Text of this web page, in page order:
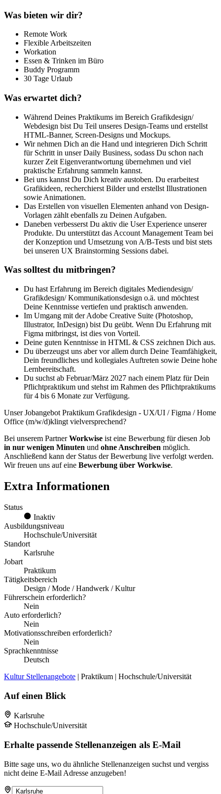
Was bieten wir dir?
Remote Work
Flexible Arbeitszeiten
Workation
Essen & Trinken im Büro
Buddy Programm
30 Tage Urlaub
Was erwartet dich?
Während Deines Praktikums im Bereich Grafikdesign/
Webdesign bist Du Teil unseres Design-Teams und erstellst
HTML-Banner, Screen-Designs und Mockups.
Wir nehmen Dich an die Hand und integrieren Dich Schritt
für Schritt in unser Daily Business, sodass Du schon nach
kurzer Zeit Eigenverantwortung übernehmen und viel
praktische Erfahrung sammeln kannst.
Bei uns kannst Du Dich kreativ austoben. Du erarbeitest
Grafikideen, recherchierst Bilder und erstellst Illustrationen
sowie Animationen.
Das Erstellen von visuellen Elementen anhand von Design-
Vorlagen zählt ebenfalls zu Deinen Aufgaben.
Daneben verbesserst Du aktiv die User Experience unserer
Produkte. Du unterstützt das Account Management Team bei
der Konzeption und Umsetzung von A/B-Tests und bist stets
bei unseren UX Brainstorming Sessions dabei.
Was solltest du mitbringen?
Du hast Erfahrung im Bereich digitales Mediendesign/
Grafikdesign/ Kommunikationsdesign o.ä. und möchtest
Deine Kenntnisse vertiefen und praktisch anwenden.
Im Umgang mit der Adobe Creative Suite (Photoshop,
Illustrator, InDesign) bist Du geübt. Wenn Du Erfahrung mit
Figma mitbringst, ist dies von Vorteil.
Deine guten Kenntnisse in HTML & CSS zeichnen Dich aus.
Du überzeugst uns aber vor allem durch Deine Teamfähigkeit,
Dein freundliches und kollegiales Auftreten sowie Deine hohe
Lernbereitschaft.
Du suchst ab Februar/März 2027 nach einem Platz für Dein
Pflichtpraktikum und stehst im Rahmen des Pflichtpraktikums
für 4 bis 6 Monate zur Verfügung.
Unser Jobangebot Praktikum Grafikdesign - UX/UI / Figma / Home
Office (m/w/d)klingt vielversprechend?
Bei unserem PartnerWorkwise ist eine Bewerbung für diesen Job
in nur wenigen Minuten und ohne Anschreiben möglich.
Anschließend kann der Status der Bewerbung live verfolgt werden.
Wir freuen uns auf eine Bewerbung über Workwise.
Extra Informationen
Status
Inaktiv
Ausbildungsniveau
Hochschule/Universität
Standort
Karlsruhe
Jobart
Praktikum
Tätigkeitsbereich
Design / Mode / Handwerk / Kultur
Führerschein erforderlich?
Nein
Auto erforderlich?
Nein
Motivationsschreiben erforderlich?
Nein
Sprachkenntnisse
Deutsch
Kultur Stellenangebote | Praktikum | Hochschule/Universität
Auf einen Blick
Karlsruhe
Hochschule/Universität
Erhalte passende Stellenanzeigen als E-Mail
Bitte sage uns, wo du ähnliche Stellenanzeigen suchst und vergiss
nicht deine E-Mail Adresse anzugeben!